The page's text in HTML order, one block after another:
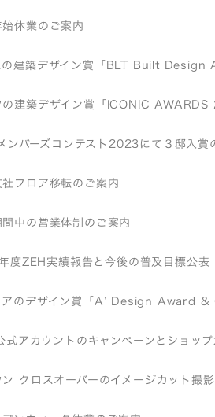
始休業のご案内
の建築デザイン賞「BLT Built
の建築デザイン賞「ICONIC
ンバーズコンテスト2023にて３邸入賞
社フロア移転のご案内
間中の営業体制のご案内
度ZEH実績報告と今後の普及目標公表
アのデザイン賞「A’ Design Award
式アカウントのキャンペーンとショッ
ン クロスオーバーのイメージカット撮